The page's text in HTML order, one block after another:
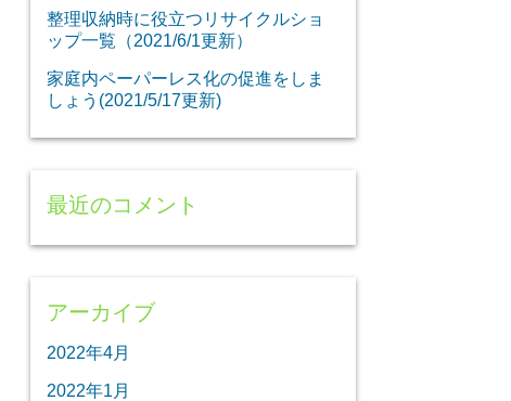
整理収納時に役立つリサイクルショ
ップ一覧（2021/6/1更新）
家庭内ペーパーレス化の促進をしま
しょう(2021/5/17更新)
最近のコメント
アーカイブ
2022年4月
2022年1月